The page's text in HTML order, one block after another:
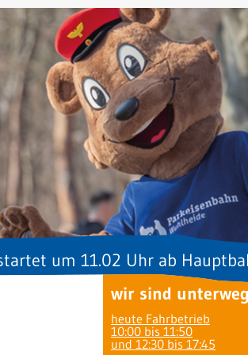
um 11.02 Uhr ab
wir sind
heute Fahrbetrieb
10:00 bis 11:50
und 12:30 bis 17:45